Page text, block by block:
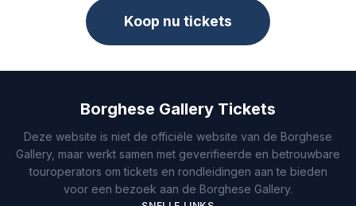
Koop nu tickets
Borghese Gallery Tickets
Deze website is niet de officiële website van de Borghese
Gallery, maar werkt samen met geverifieerde en betrouwbare
touroperators om tickets en rondleidingen aan te bieden
voor een bezoek aan de Borghese Gallery.